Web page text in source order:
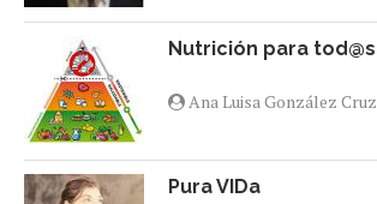
Nutrición para tod@s
Ana Luisa González Cruz
Pura VIDa